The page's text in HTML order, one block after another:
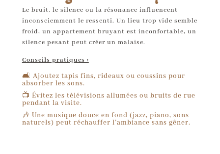
Le bruit, le silence ou la résonance influencent
inconsciemment le ressenti. Un lieu trop vide semble
froid, un appartement bruyant est inconfortable, un
silence pesant peut créer un malaise.
Conseils pratiques :
🛋 Ajoutez tapis fins, rideaux ou coussins pour
absorber les sons.
📺 Évitez les télévisions allumées ou bruits de rue
pendant la visite.
🎶 Une musique douce en fond (jazz, piano, sons
naturels) peut réchauffer l’ambiance sans gêner.